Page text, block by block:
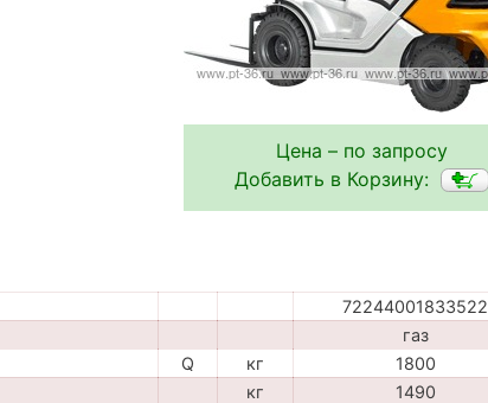
Цена – по запросу
Добавить в Корзину:
72244001833522
газ
Q кг
1800
кг
1490